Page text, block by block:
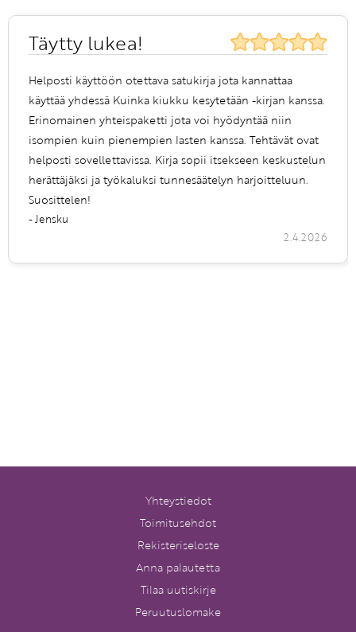
Täytty lukea!
Helposti käyttöön otettava satukirja jota kannattaa
käyttää yhdessä Kuinka kiukku kesytetään -kirjan kanssa.
Erinomainen yhteispaketti jota voi hyödyntää niin
isompien kuin pienempien lasten kanssa. Tehtävät ovat
helposti sovellettavissa. Kirja sopii itsekseen keskustelun
herättäjäksi ja työkaluksi tunnesäätelyn harjoitteluun.
Suosittelen!
- Jensku
2.4.2026
Yhteystiedot
Toimitusehdot
Rekisteriseloste
Anna palautetta
Tilaa uutiskirje
Peruutuslomake